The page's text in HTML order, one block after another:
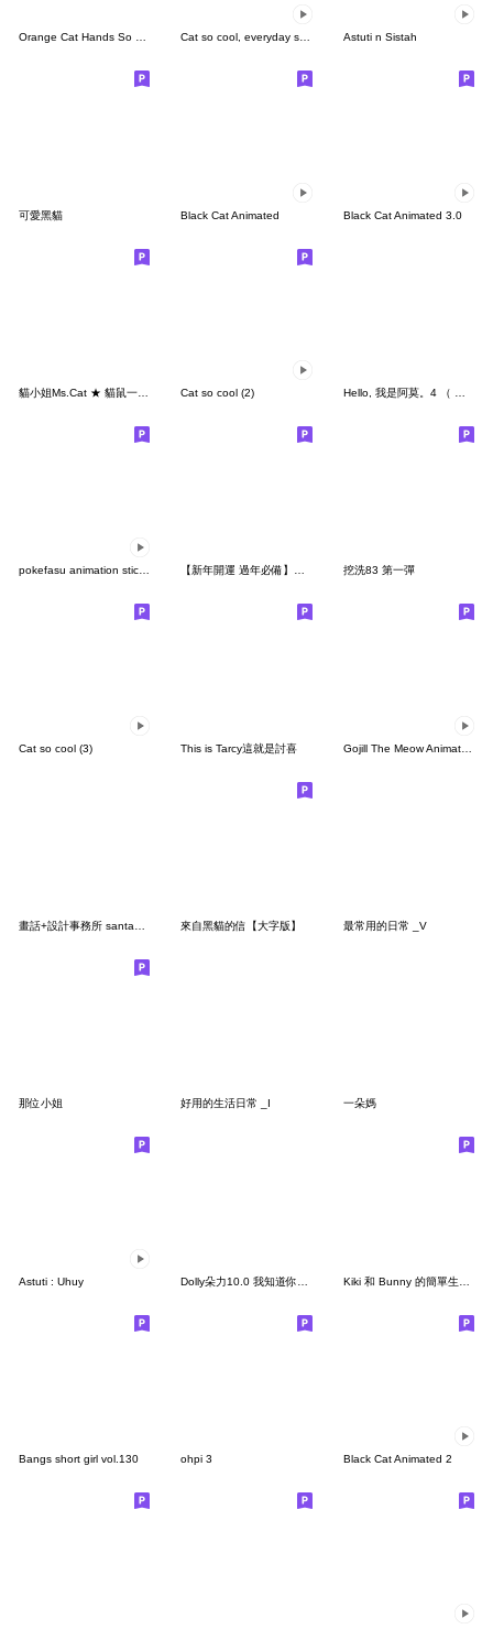
Orange Cat Hands So Cute! Cat so cool, everyday say hi Astuti n Sistah
可愛黑貓 Black Cat Animated Black Cat Animated 3.0
Cat so cool (2)
pokefasu animation sticker2025 【新年開運 過年必備】厭世謎樣兔兔貓 挖洗83 第一彈
Cat so cool (3) This is Tarcy這就是討喜 Gojill The Meow Animated V.1
來自黑貓的信【大字版】 最常用的日常 _V
那位小姐 好用的生活日常 _I 一朵媽
Astuti : Uhuy
Bangs short girl vol.130 ohpi 3 Black Cat Animated 2